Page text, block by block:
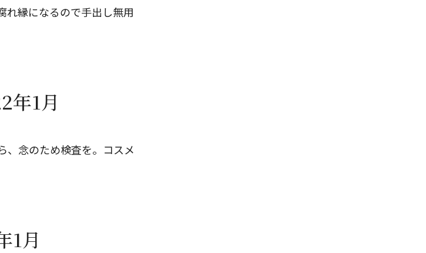
れ縁になるので手出し無用
年1月
、念のため検査を。コスメ
1月